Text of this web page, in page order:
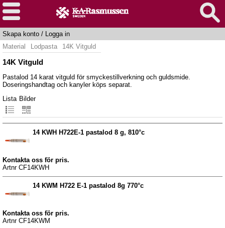
Skapa konto / Logga in
Material
Lodpasta 14K Vitguld
14K Vitguld
Pastalod 14 karat vitguld för smyckestillverkning och guldsmide.
Doseringshandtag och kanyler köps separat.
Lista Bilder
14 KWH H722E-1 pastalod 8 g, 810°c
Kontakta oss för pris.
Artnr CF14KWH
14 KWM H722 E-1 pastalod 8g 770°c
Kontakta oss för pris.
Artnr CF14KWM